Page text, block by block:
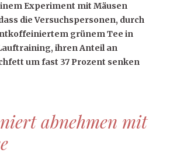
Experiment mit Mäusen
die Versuchspersonen, durch
grünem Tee in
ihren Anteil an
um fast 37 Prozent senken
abnehmen mit